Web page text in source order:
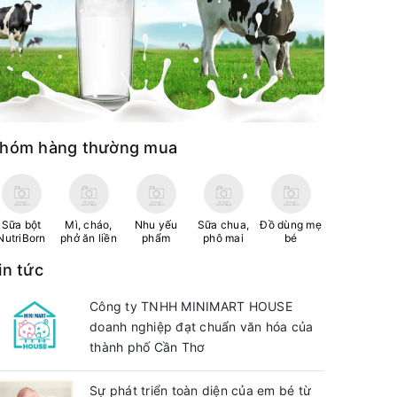
hàng thường mua
Sữa bột
Mì, cháo,
phở ăn liền
Nhu yếu
phẩm
Sữa chua,
phô mai
Đồ dùng mẹ
bé
tức
Công ty TNHH MINIMART HOUSE
doanh nghiệp đạt chuẩn văn hóa của
thành phố Cần Thơ
Sự phát triển toàn diện của em bé từ